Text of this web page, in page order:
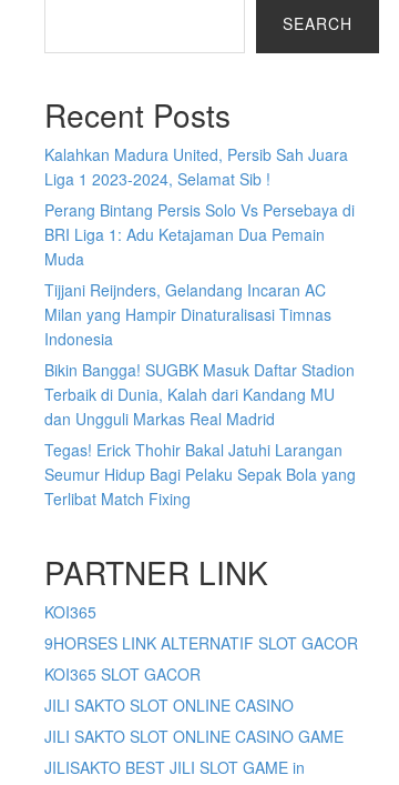
SEARCH
Recent Posts
Kalahkan Madura United, Persib Sah Juara
Liga 1 2023-2024, Selamat Sib !
Perang Bintang Persis Solo Vs Persebaya di
BRI Liga 1: Adu Ketajaman Dua Pemain
Muda
Tijjani Reijnders, Gelandang Incaran AC
Milan yang Hampir Dinaturalisasi Timnas
Indonesia
Bikin Bangga! SUGBK Masuk Daftar Stadion
Terbaik di Dunia, Kalah dari Kandang MU
dan Ungguli Markas Real Madrid
Tegas! Erick Thohir Bakal Jatuhi Larangan
Seumur Hidup Bagi Pelaku Sepak Bola yang
Terlibat Match Fixing
PARTNER LINK
KOI365
9HORSES LINK ALTERNATIF SLOT GACOR
KOI365 SLOT GACOR
JILI SAKTO SLOT ONLINE CASINO
JILI SAKTO SLOT ONLINE CASINO GAME
JILISAKTO BEST JILI SLOT GAME in